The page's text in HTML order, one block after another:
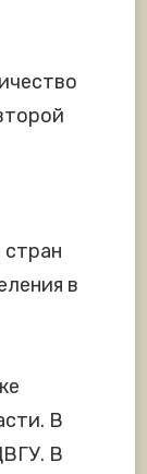
стран
в
В
В